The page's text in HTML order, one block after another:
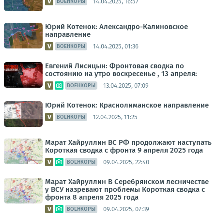
Юрий Котенок: Александро-Калиновское
направление
ВОЕНКОРЫ 14.04.2025, 01:36
Евгений Лисицын: Фронтовая сводка по
состоянию на утро воскресенье , 13 апреля:
ВОЕНКОРЫ 13.04.2025, 07:09
Юрий Котенок: Краснолиманское направление
ВОЕНКОРЫ 12.04.2025, 11:25
Марат Хайруллин ВС РФ продолжают наступать
Короткая сводка с фронта 9 апреля 2025 года
ВОЕНКОРЫ 09.04.2025, 22:40
Марат Хайруллин В Серебрянском лесничестве
у ВСУ назревают проблемы Короткая сводка с
фронта 8 апреля 2025 года
ВОЕНКОРЫ 09.04.2025, 07:39